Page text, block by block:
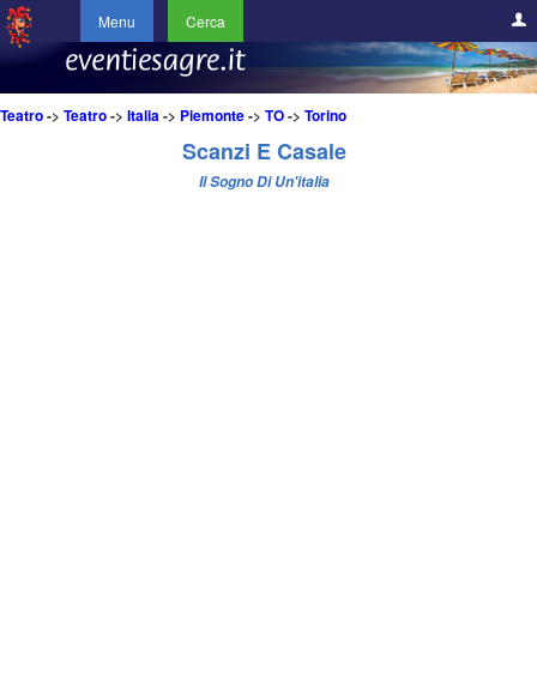
Menu Cerca
Teatro-> Teatro-> Italia-> Piemonte-> TO-> Torino
Scanzi E Casale
Il Sogno Di Un'italia